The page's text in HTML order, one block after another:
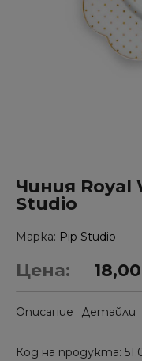
Чиния Royal
Studio
Марка Pip Studio
Цена:
Описание Детайли
Код на продукта